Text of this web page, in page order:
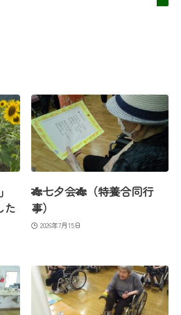
た
🎋七夕会🎋（特養合同行
事）
2026年7月15日